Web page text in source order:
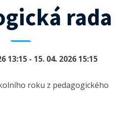
rada
13:15 - 15. 04. 2026 15:15
roku z pedagogického